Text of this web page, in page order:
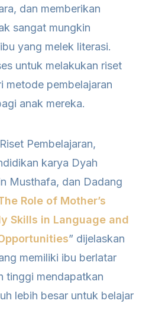
dan memberikan
sangat mungkin
yang melek literasi.
untuk melakukan riset
metode pembelajaran
anak mereka.
Pembelajaran,
karya Dyah
Musthafa, dan Dadang
Role of Mother’s
Skills in Language and
” dijelaskan
memiliki ibu berlatar
tinggi mendapatkan
lebih besar untuk belajar